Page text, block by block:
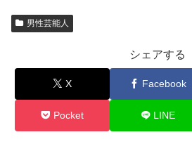
男性芸能人
シェアする
X Facebook
Pocket LINE